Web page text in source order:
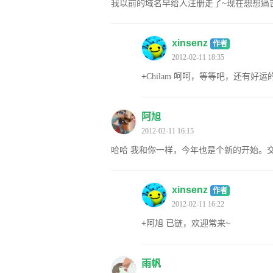
我以前的域名早给人注册走了~现在想想痛
xinsenz 作者
2012-02-11 18:35
+Chilam 呵呵，等等吧，还有好运
阿旭
2012-02-11 16:15
哈哈 我和你一样，今年也是个新的开始。
xinsenz 作者
2012-02-11 16:22
+阿旭 已链，欢迎常来~
雨帆